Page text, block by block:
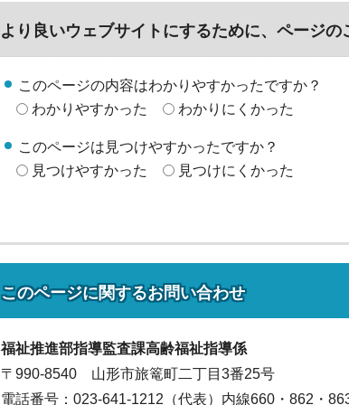
より良いウェブサイトにするために、ページ
このページの内容はわかりやすかったですか？
わかりやすかった
わかりにくかった
このページは見つけやすかったですか？
見つけやすかった
見つけにくかった
このページに関するお問い合わせ
福祉推進部指導監査課高齢福祉指導係
〒990-8540 山形市旅篭町二丁目3番25号
電話番号： 023-641-1212（代表） 内線660・862・